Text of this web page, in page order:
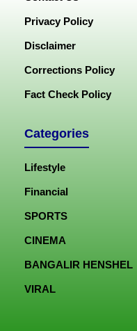
Privacy Policy
Disclaimer
Corrections Policy
Fact Check Policy
Categories
Lifestyle
Financial
SPORTS
CINEMA
BANGALIR HENSHEL
VIRAL